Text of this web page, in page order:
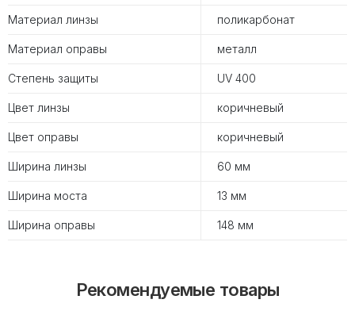
Материал линзы поликарбонат
Материал оправы металл
Степень защиты UV 400
Цвет линзы коричневый
Цвет оправы коричневый
Ширина линзы 60 мм
Ширина моста 13 мм
Ширина оправы 148 мм
Рекомендуемые товары